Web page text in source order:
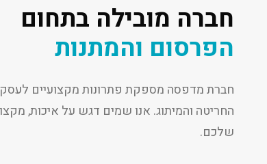
חברה מובילה בתחום
הפרסום והמתנות
חברת מדפסה מספקת פתרונות מקצועיים
החריטה והמיתוג. אנו שמים דגש על איכות,
שלכם.